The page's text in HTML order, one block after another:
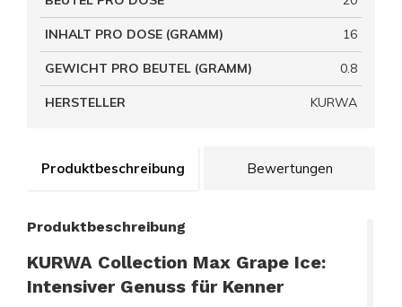
Produktbeschreibung Bewertungen
Produktbeschreibung
KURWA Collection Max Grape Ice:
Intensiver Genuss für Kenner
INHALT PRO DOSE (GRAMM) 16
GEWICHT PRO BEUTEL (GRAMM) 0.8
HERSTELLER KURWA